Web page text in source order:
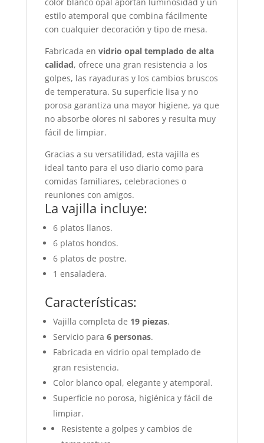
estilo atemporal que combina fácilmente
con cualquier decoración y tipo de mesa.
Fabricada en vidrio opal templado de alta
calidad, ofrece una gran resistencia a los
golpes, las rayaduras y los cambios bruscos
de temperatura. Su superficie lisa y no
porosa garantiza una mayor higiene, ya que
no absorbe olores ni sabores y resulta muy
fácil de limpiar.
Gracias a su versatilidad, esta vajilla es
ideal tanto para el uso diario como para
comidas familiares, celebraciones o
reuniones con amigos.
La vajilla incluye:
6 platos llanos.
6 platos hondos.
6 platos de postre.
1 ensaladera.
Características:
Vajilla completa de 19 piezas.
Servicio para 6 personas.
Fabricada en vidrio opal templado de
gran resistencia.
Color blanco opal, elegante y atemporal.
Superficie no porosa, higiénica y fácil de
limpiar.
Resistente a golpes y cambios de